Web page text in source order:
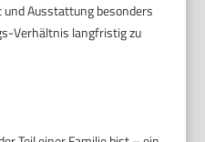
Ausstattung besonders
Verhältnis langfristig zu